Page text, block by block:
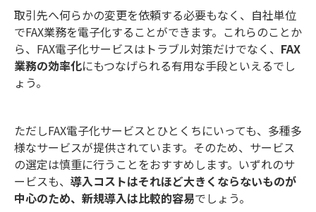
取引先へ何らかの変更を依頼する必要もなく、自社単位
でFAX業務を電子化することができます。これらのことか
ら、FAX電子化サービスはトラブル対策だけでなく、 FAX
業務の効率化にもつなげられる有用な手段といえるでし
ょう。
ただしFAX電子化サービスとひとくちにいっても、多種多
様なサービスが提供されています。そのため、サービス
の選定は慎重に行うことをおすすめします。いずれのサ
ービスも、 導入コストはそれほど大きくならないものが
中心のため、新規導入は比較的容易でしょう。